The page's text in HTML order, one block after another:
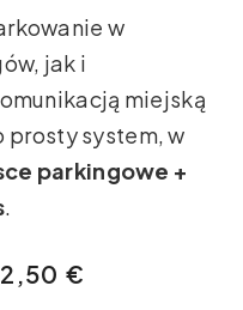
w
jak i
miejską
prosty system, w
parkingowe +
.
€